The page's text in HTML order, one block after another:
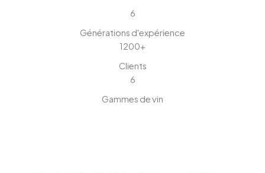
6
Générations d'expérience
1200+
Clients
6
Gammes de vin